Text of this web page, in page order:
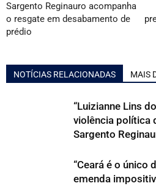
Sargento Reginauro acompanha
o resgate em desabamento de
prédio
NOTÍCIAS RELACIONADAS MAIS
“Luizianne Lins
violência política
Sargento
“Ceará é o único
emenda